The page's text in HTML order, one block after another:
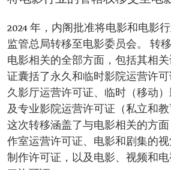
2024 年，内阁批准将电影和电影
监管总局转移至电影委员会。 转
电影相关的全部方面，包括其相
证囊括了永久和临时影院运营许
久影厅运营许可证、临时（移动
及专业影院运营许可证（私立和教
这次转移涵盖了与电影相关的方
作室运营许可证、电影和剧集的
制作许可证，以及电影、视频和